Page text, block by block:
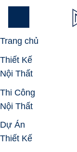
Skip
Trang chủ
Thiết Kế
Nội Thất
Thi Công
Nội Thất
Dự Án
Thiết Kế